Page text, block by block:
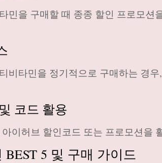
민을 구매할 때 종종 할인 프로모
비타민을 정기적으로 구매하는 경
코드 활용
이허브 할인코드 또는 프로모션을
5 및 구매 가이드